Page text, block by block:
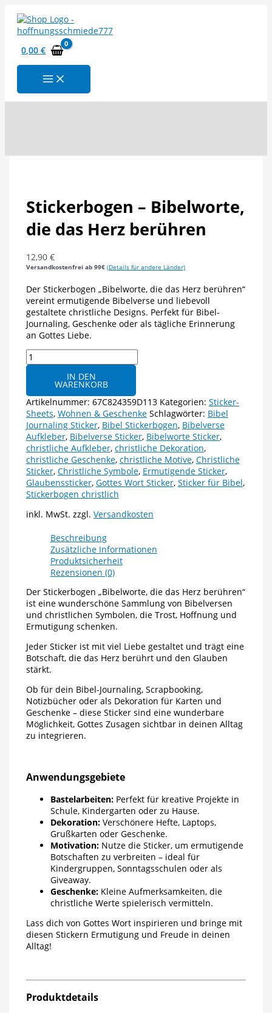
Inhalt
springen
0,00€
Stickerbogen – Bibelworte,
die das Herz berühren
12,90 €
Versandkostenfrei ab 99€ (Details für andere Länder)
Der Stickerbogen „Bibelworte, die das Herz berühren“
vereint ermutigende Bibelverse und liebevoll
gestaltete christliche Designs. Perfekt für Bibel-
Journaling, Geschenke oder als tägliche Erinnerung
an Gottes Liebe.
Stickerbogen
–
Bibelworte,
das
Herz
berühren
Menge
IN DEN
WARENKORB
Artikelnummer: 67C824359D113 Kategorien: Sticker-
Sheets, Wohnen & Geschenke Schlagwörter: Bibel
Journaling Sticker, Bibel Stickerbogen, Bibelverse
Aufkleber, Bibelverse Sticker, Bibelworte Sticker,
christliche Aufkleber, christliche Dekoration,
christliche Geschenke, christliche Motive, Christliche
Sticker, Christliche Symbole, Ermutigende Sticker,
Glaubenssticker, Gottes Wort Sticker, Sticker für Bibel,
Stickerbogen christlich
inkl. MwSt. zzgl. Versandkosten
Beschreibung
Zusätzliche Informationen
Produktsicherheit
Rezensionen (0)
Der Stickerbogen „Bibelworte, die das Herz berühren“
ist eine wunderschöne Sammlung von Bibelversen
und christlichen Symbolen, die Trost, Hoffnung und
Ermutigung schenken.
Jeder Sticker ist mit viel Liebe gestaltet und trägt eine
Botschaft, die das Herz berührt und den Glauben
stärkt.
Ob für dein Bibel-Journaling, Scrapbooking,
Notizbücher oder als Dekoration für Karten und
Geschenke – diese Sticker sind eine wunderbare
Möglichkeit, Gottes Zusagen sichtbar in deinen Alltag
zu integrieren.
Anwendungsgebiete
Bastelarbeiten:Perfekt für kreative Projekte in
Schule, Kindergarten oder zu Hause.
Dekoration:Verschönere Hefte, Laptops,
Grußkarten oder Geschenke.
Motivation:Nutze die Sticker, um ermutigende
Botschaften zu verbreiten – ideal für
Kindergruppen, Sonntagsschulen oder als
Giveaway.
Geschenke:Kleine Aufmerksamkeiten, die
christliche Werte spielerisch vermitteln.
Lass dich von Gottes Wort inspirieren und bringe mit
diesen Stickern Ermutigung und Freude in deinen
Alltag!
Produktdetails